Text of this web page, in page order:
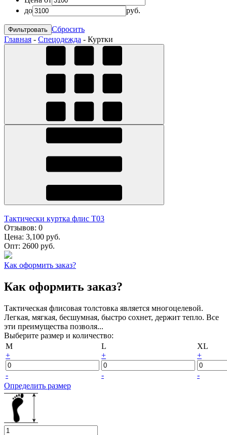
до
руб.
Сбросить
Главная - Спецодежда - Куртки
Тактически куртка флис Т03
Отзывов: 0
Цена: 3,100 руб.
Опт: 2600 руб.
Как оформить заказ?
Как оформить заказ?
Тактическая флисовая толстовка является многоцелевой.
Легкая, мягкая, бесшумная, быстро сохнет, держит тепло. Все
эти преимущества позволя...
Выберите размер и количество:
M
+
-
L
+
-
XL
+
-
Определить размер